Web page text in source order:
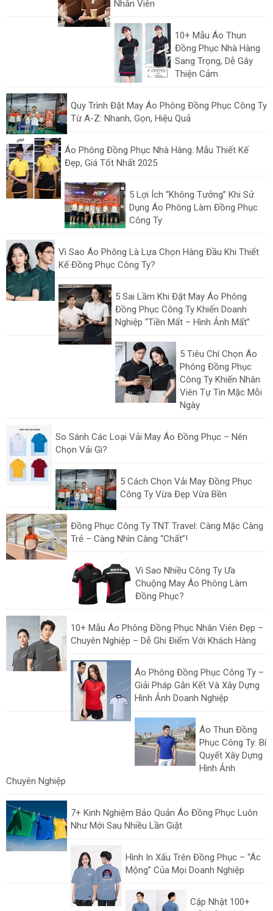
Nhân Viên
10+ Mẫu Áo Thun
Đồng Phục Nhà Hàng
Sang Trọng, Dễ Gây
Thiện Cảm
Quy Trình Đặt May Áo Phông Đồng Phục Công Ty
Từ A-Z: Nhanh, Gọn, Hiệu Quả
Áo Phông Đồng Phục Nhà Hàng: Mẫu Thiết Kế
Đẹp, Giá Tốt Nhất 2025
5 Lợi Ích “Không Tưởng” Khi Sử
Dụng Áo Phông Làm Đồng Phục
Công Ty
Vì Sao Áo Phông Là Lựa Chọn Hàng Đầu Khi Thiết
Kế Đồng Phục Công Ty?
5 Sai Lầm Khi Đặt May Áo Phông
Đồng Phục Công Ty Khiến Doanh
Nghiệp “Tiền Mất – Hình Ảnh Mất”
5 Tiêu Chí Chọn Áo
Phông Đồng Phục
Công Ty Khiến Nhân
Viên Tự Tin Mặc Mỗi
Ngày
So Sánh Các Loại Vải May Áo Đồng Phục – Nên
Chọn Vải Gì?
5 Cách Chọn Vải May Đồng Phục
Công Ty Vừa Đẹp Vừa Bền
Đồng Phục Công Ty TNT Travel: Càng Mặc Càng
Trẻ – Càng Nhìn Càng “Chất”!
Vì Sao Nhiều Công Ty Ưa
Chuộng May Áo Phông Làm
Đồng Phục?
10+ Mẫu Áo Phông Đồng Phục Nhân Viên Đẹp –
Chuyên Nghiệp – Dễ Ghi Điểm Với Khách Hàng
Áo Phông Đồng Phục Công Ty –
Giải Pháp Gắn Kết Và Xây Dựng
Hình Ảnh Doanh Nghiệp
Áo Thun Đồng
Phục Công Ty: Bí
Quyết Xây Dựng
Hình Ảnh
Chuyên Nghiệp
7+ Kinh Nghiệm Bảo Quản Áo Đồng Phục Luôn
Như Mới Sau Nhiều Lần Giặt
Hình In Xấu Trên Đồng Phục – “Ác
Mộng” Của Mọi Doanh Nghiệp
Cập Nhật 100+